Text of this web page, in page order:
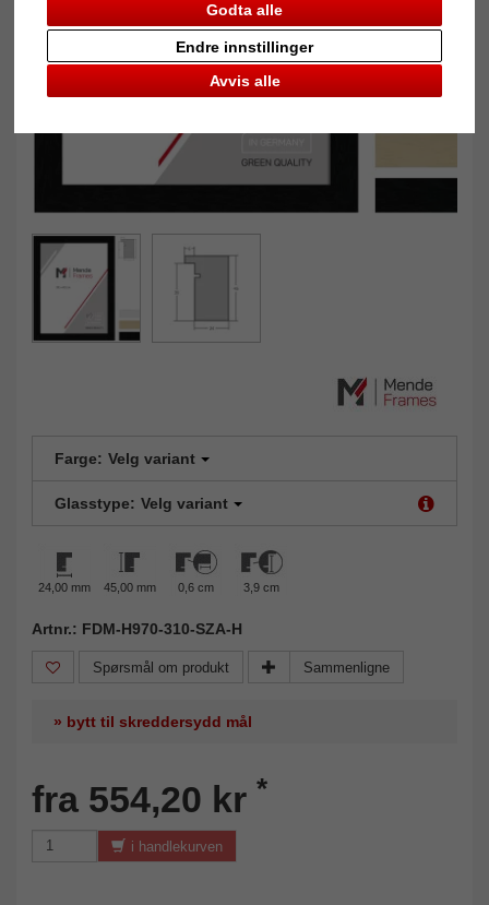
Godta alle
Avvis alle
Endre innstillinger
Farge: Velg variant
Glasstype: Velg variant
24,00 mm 45,00 mm 0,6 cm 3,9 cm
Artnr.: FDM-H970-310-SZA-H
Spørsmål om produkt Sammenligne
» bytt til skreddersydd mål
fra 554,20 kr *
i handlekurven